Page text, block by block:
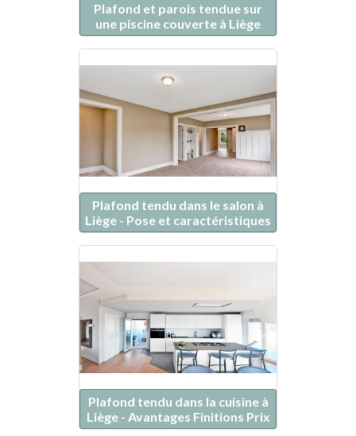
Plafond et parois tendue sur
une piscine couverte à Liège
Plafond tendu dans le salon à
Liège - Pose et caractéristiques
Plafond tendu dans la cuisine à
Liège - Avantages Finitions Prix